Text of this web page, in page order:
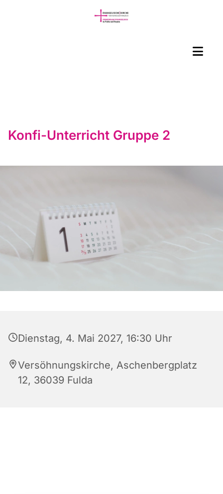
Konfi-Unterricht Gruppe 2
Dienstag, 4. Mai 2027, 16:30 Uhr
Versöhnungskirche, Aschenbergplatz
12, 36039 Fulda